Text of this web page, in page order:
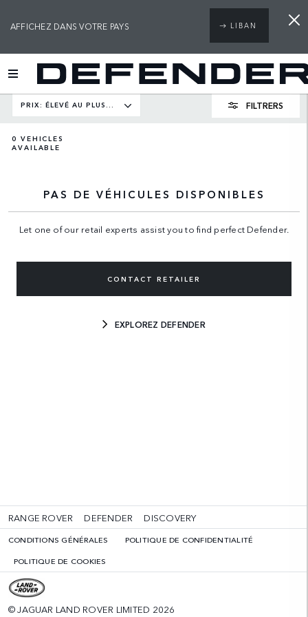
AFFICHEZ DANS VOTRE PAYS LIBAN
PRIX: ÉLEVÉ AU PLUS BAS FILTRERS
0 VEHICLES
AVAILABLE
PAS DE VÉHICULES DISPONIBLES
Let one of our retail experts assist you to find perfect Defender.
CONTACT RETAILER
EXPLOREZ DEFENDER
RANGE ROVER DEFENDER DISCOVERY
CONDITIONS GÉNÉRALES
POLITIQUE DE CONFIDENTIALITÉ
POLITIQUE DE COOKIES
© JAGUAR LAND ROVER LIMITED 2026